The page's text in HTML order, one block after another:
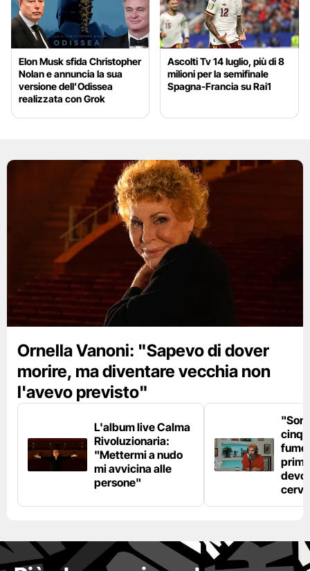
Elon Musk sfida Christopher
Nolan e annuncia la sua
versione dell’Odissea
realizzata con Grok
Ascolti Tv 14 luglio, più di 8
milioni per la semifinale
Spagna-Francia su Rai1
Ornella Vanoni: "Sapevo di dover
morire, ma diventare vecchia non
l'avevo previsto"
L'album live Calma
Rivoluzionaria:
"Mettermi a nudo
mi avvicina alle
persone"
fumo
devo